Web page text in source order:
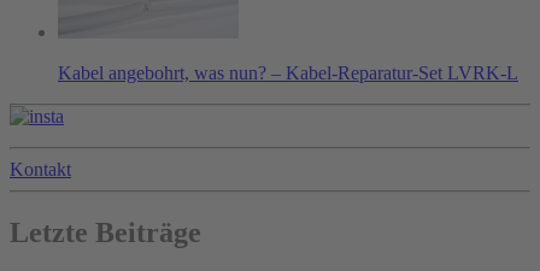
Kabel angebohrt, was nun? – Kabel-Reparatur-Set LVRK-L
Kontakt
Letzte Beiträge